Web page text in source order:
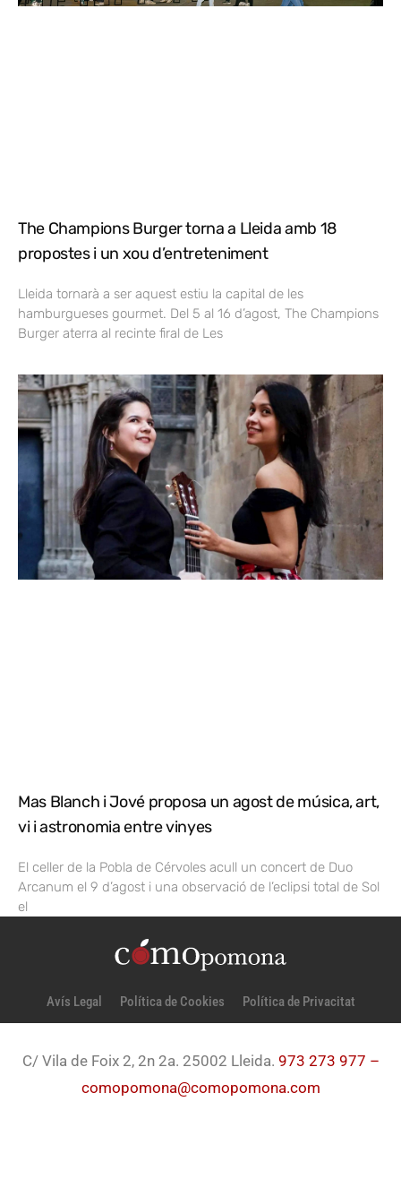
The Champions Burger torna a Lleida amb 18
propostes i un xou d’entreteniment
Lleida tornarà a ser aquest estiu la capital de les
hamburgueses gourmet. Del 5 al 16 d’agost, The Champions
Burger aterra al recinte firal de Les
Mas Blanch i Jové proposa un agost de música, art,
vi i astronomia entre vinyes
El celler de la Pobla de Cérvoles acull un concert de Duo
Arcanum el 9 d’agost i una observació de l’eclipsi total de Sol
el
Avís Legal Política de Cookies Política de Privacitat
C/ Vila de Foix 2, 2n 2a. 25002 Lleida. 973 273 977 –
comopomona@comopomona.com